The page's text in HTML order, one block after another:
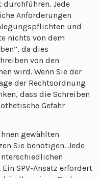
durchführen. Jede
Anforderungen
und
nichts von dem
da dies
von den
wird. Wenn Sie der
der Rechtsordnung
dass die Schreiben
Gefahr
gewählten
Sie benötigen. Jede
SPV-Ansatz erfordert